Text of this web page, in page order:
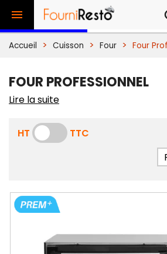

Accueil Cuisson Four Four
FOUR PROFESSIONNEL
Lire la suite
HT
TTC